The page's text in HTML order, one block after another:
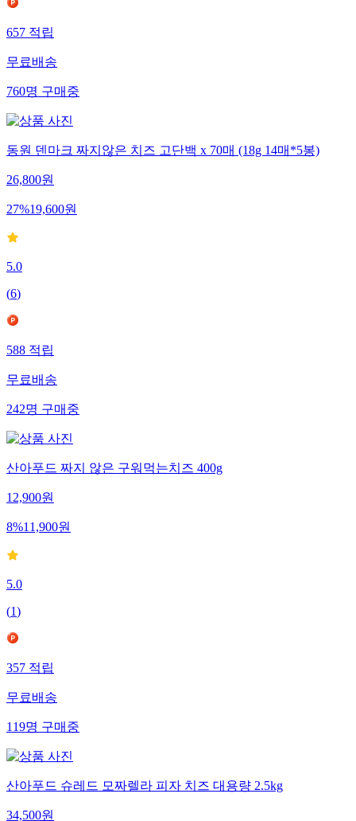
657적립
무료배송
760명구매중
동원 덴마크 짜지않은 치즈 고단백 x 70매 (18g 14매*5봉)
26,800원
27%19,600원
5.0
(6)
588적립
무료배송
242명구매중
산아푸드 짜지 않은 구워먹는치즈 400g
12,900원
8%11,900원
5.0
(1)
357적립
무료배송
119명구매중
산아푸드 슈레드 모짜렐라 피자 치즈 대용량 2.5kg
34,500원